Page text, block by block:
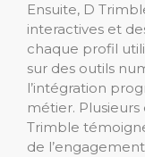
Ensuite, D
interactives et
chaque profil
sur des outils
l’intégration
métier.
Trimble
de